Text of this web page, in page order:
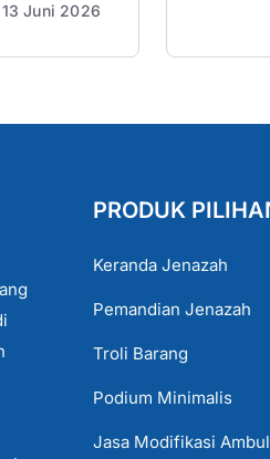
13 Juni 2026
PRODUK
Keranda Jenazah
Pemandian Jenazah
Troli Barang
Podium Minimalis
Jasa Modifikasi